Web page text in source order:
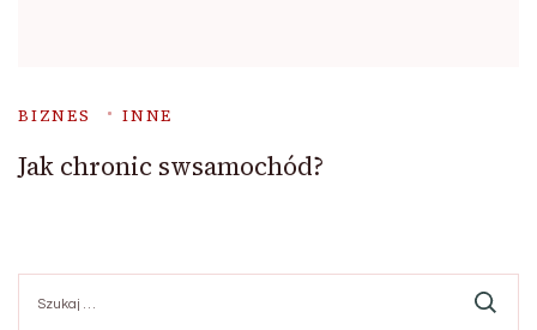
BIZNES INNE
Jak chronic swsamochód?